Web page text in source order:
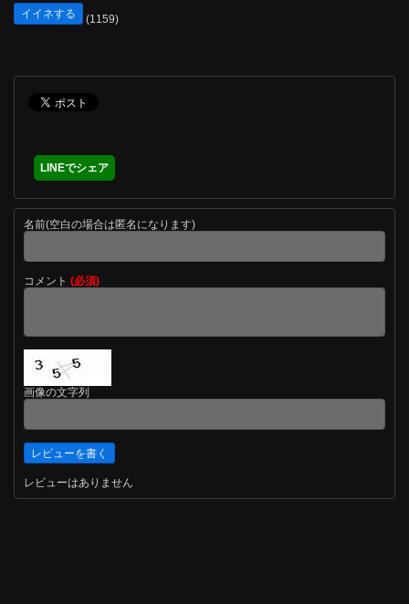
イイネする (1159)
LINEでシェア
名前(空白の場合は匿名になります)
コメント (必須)
画像の文字列
レビューはありません